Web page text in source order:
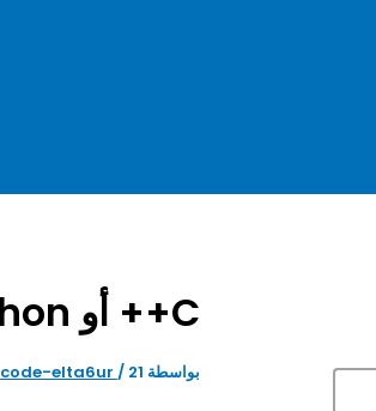
C++ أو Python: أيهما أفضل للمطورين الجدد؟
بواسطة code-elta6ur / 21 يوليو، 2025